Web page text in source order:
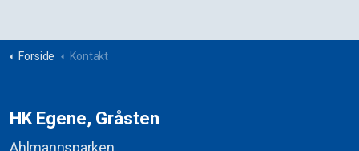
Forside Kontakt
HK Egene, Gråsten
Ahlmannsparken